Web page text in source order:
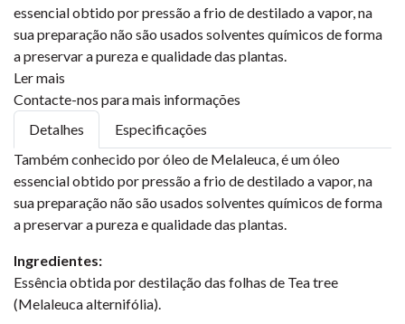
essencial obtido por pressão a frio de destilado a vapor, na
sua preparação não são usados solventes químicos de forma
a preservar a pureza e qualidade das plantas.
Ler mais
Contacte-nos para mais informações
Detalhes
Especificações
Também conhecido por óleo de Melaleuca, é um óleo
essencial obtido por pressão a frio de destilado a vapor, na
sua preparação não são usados solventes químicos de forma
a preservar a pureza e qualidade das plantas.
Ingredientes:
Essência obtida por destilação das folhas de Tea tree
(Melaleuca alternifólia).